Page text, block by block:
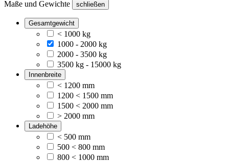
Maße und Gewichte schließen
Gesamtgewicht
< 1000 kg
1000 - 2000 kg
2000 - 3500 kg
3500 kg - 15000 kg
Innenbreite
< 1200 mm
1200 < 1500 mm
1500 < 2000 mm
> 2000 mm
Ladehöhe
< 500 mm
500 < 800 mm
800 < 1000 mm